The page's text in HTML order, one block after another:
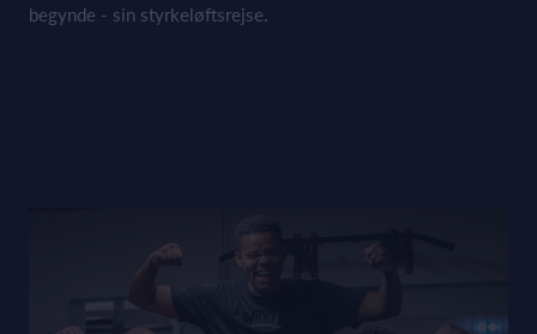
begynde - sin styrkeløftsrejse.